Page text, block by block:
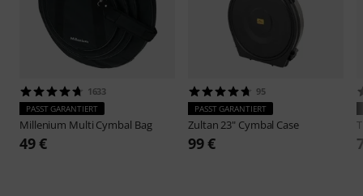
1633
PASST GARANTIERT
Millenium Multi Cymbal Bag
49 €
95
PASST GARANTIERT
Zultan 23" Cymbal Case
99 €